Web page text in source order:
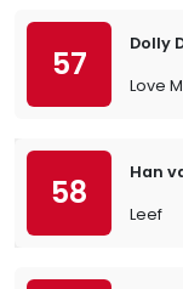
57
Dolly
Love
58
Han
Leef